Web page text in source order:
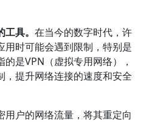
具。 在当今的数字时代，许
用时可能会遇到限制，特别是
是VPN（虚拟专用网络），
，提升网络连接的速度和安全
户的网络流量，将其重定向